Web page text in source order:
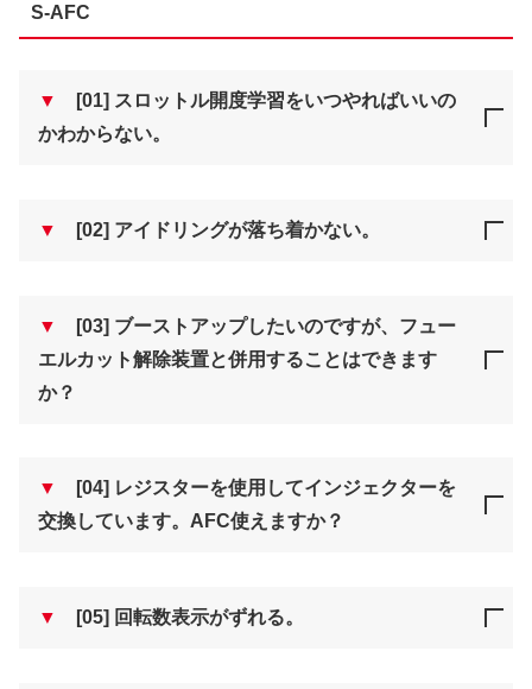
S-AFC
▼
[01] スロットル開度学習をいつやればいいの
かわからない。
▼ [02] アイドリングが落ち着かない。
▼
[03] ブーストアップしたいのですが、フュー
エルカット解除装置と併用することはできます
か？
▼
[04] レジスターを使用してインジェクターを
交換しています。AFC使えますか？
▼ [05] 回転数表示がずれる。